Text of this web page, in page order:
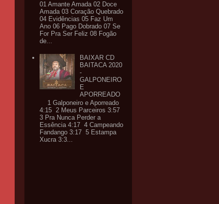
01 Amante Amada 02 Doce
Amada 03 Coração Quebrado
04 Evidências 05 Faz Um
Ano 06 Pago Dobrado 07 Se
For Pra Ser Feliz 08 Fogão
de...
BAIXAR CD
BAITACA 2020
-
GALPONEIRO
E
APORREADO
1 Galponeiro e Aporreado
4:15 2 Meus Parceiros 3:57
3 Pra Nunca Perder a
Essência 4:17 4 Campeando
Fandango 3:17 5 Estampa
Xucra 3:3...